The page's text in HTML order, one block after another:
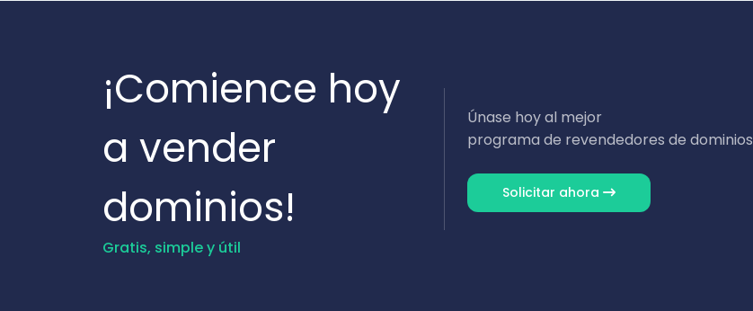
¡Comience hoy
a vender
dominios!
Gratis, simple y útil
Únase hoy al mejor
programa de revendedores de dominios
Solicitar ahora